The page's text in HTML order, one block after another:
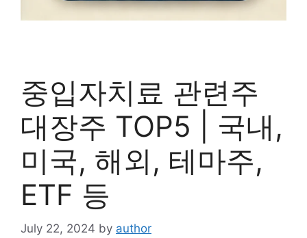
중입자치료 관련주
대장주 TOP5 | 국내,
미국, 해외, 테마주,
ETF 등
July 22, 2024 by author